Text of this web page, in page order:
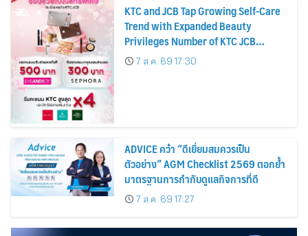
KTC and JCB Tap Growing Self-Care
Trend with Expanded Beauty
Privileges Number of KTC JCB
Cardmembers Spending on
Cosmetics Rises 26%
7 ส.ค. 69 17:30
ADVICE คว้า “ดีเยี่ยมสมควรเป็น
ตัวอย่าง” AGM Checklist 2569 ตอกย้ำ
มาตรฐานการกำกับดูแลกิจการที่ดี
7 ส.ค. 69 17:27